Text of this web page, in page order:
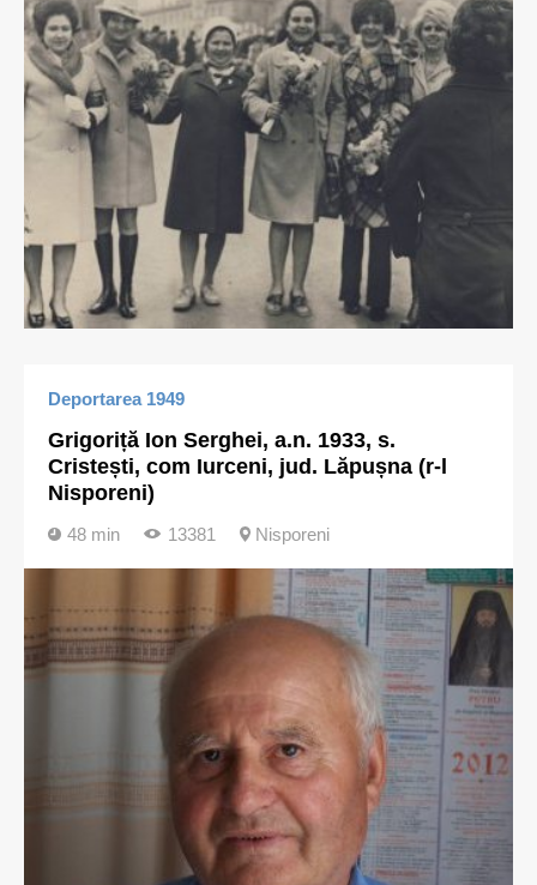
Deportarea 1949
Grigoriță Ion Serghei, a.n. 1933, s.
Cristești, com Iurceni, jud. Lăpușna (r-l
Nisporeni)
48 min 13381 Nisporeni